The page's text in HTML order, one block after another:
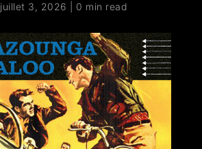
juillet 3, 2026 0 min read